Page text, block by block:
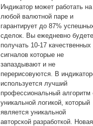
Индикатор может работать на
любой валютной паре и
гарантирует до 87%
сделок. Вы ежедневно
получать 10-17 качественных
сигналов которые не
запаздывают и не
перерисовуются. В
используется лучший
профессиональный алгоритм
уникальной логикой, который
является уникальной
авторской разработкой. Новая